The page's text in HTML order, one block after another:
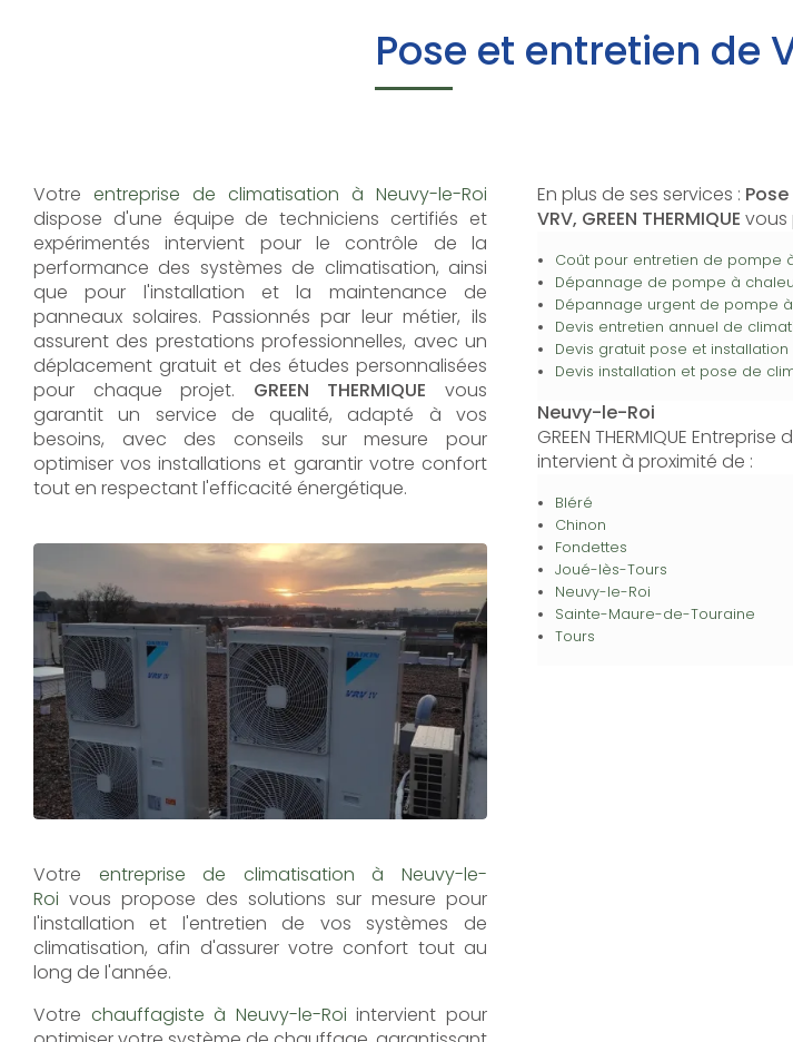
Pose et entretien de
Votre entreprise de climatisation à Neuvy-le-Roi
dispose d'une équipe de techniciens certifiés et
expérimentés intervient pour le contrôle de la
performance des systèmes de climatisation, ainsi
que pour l'installation et la maintenance de
panneaux solaires. Passionnés par leur métier, ils
assurent des prestations professionnelles, avec un
déplacement gratuit et des études personnalisées
pour chaque projet. GREEN THERMIQUE vous
garantit un service de qualité, adapté à vos
besoins, avec des conseils sur mesure pour
optimiser vos installations et garantir votre confort
tout en respectant l'efficacité énergétique.
Votre entreprise de climatisation à Neuvy-le-
Roi vous propose des solutions sur mesure pour
l'installation et l'entretien de vos systèmes de
climatisation, afin d'assurer votre confort tout au
long de l'année.
Votre chauffagiste à Neuvy-le-Roi intervient pour
En plus de ses services :
VRV, GREEN THERMIQUE vous
Coût pour entretien de pompe
Dépannage de pompe à
Dépannage urgent de pompe
Devis entretien annuel de
Devis gratuit pose et
Devis installation et pose de
Neuvy-le-Roi
GREEN THERMIQUE
intervient à proximité de :
Bléré
Chinon
Fondettes
Joué-lès-Tours
Neuvy-le-Roi
Sainte-Maure-de-Touraine
Tours